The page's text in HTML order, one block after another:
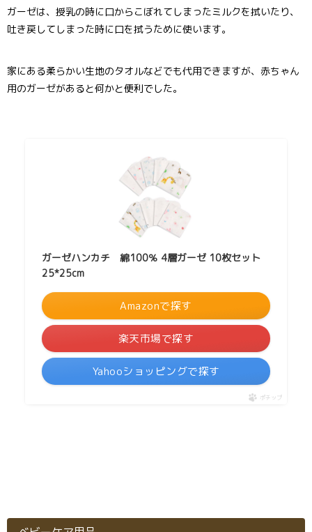
ガーゼは、授乳の時に口からこぼれてしまったミルクを拭いたり、
吐き戻してしまった時に口を拭うために使います。
家にある柔らかい生地のタオルなどでも代用できますが、赤ちゃん
用のガーゼがあると何かと便利でした。
ガーゼハンカチ 綿100％ 4層ガーゼ 10枚セット
25*25cm
Amazonで探す
楽天市場で探す
Yahooショッピングで探す
ポチップ